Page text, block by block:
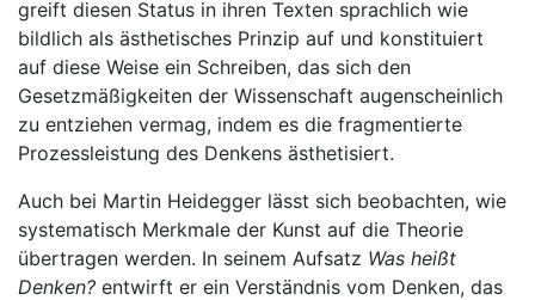
greift diesen Status in ihren Texten sprachlich wie
bildlich als ästhetisches Prinzip auf und konstituiert
auf diese Weise ein Schreiben, das sich den
Gesetzmäßigkeiten der Wissenschaft augenscheinlich
zu entziehen vermag, indem es die fragmentierte
Prozessleistung des Denkens ästhetisiert.
Auch bei Martin Heidegger lässt sich beobachten, wie
systematisch Merkmale der Kunst auf die Theorie
übertragen werden. In seinem Aufsatz Was heißt
Denken? entwirft er ein Verständnis vom Denken, das